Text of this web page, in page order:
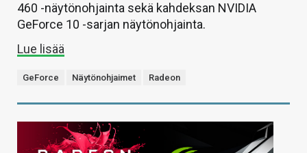
460 -näytönohjainta sekä kahdeksan NVIDIA
GeForce 10 -sarjan näytönohjainta.
Lue lisää
GeForce Näytönohjaimet Radeon